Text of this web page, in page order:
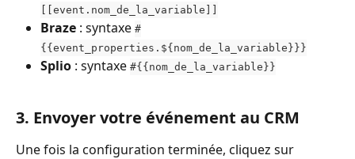
[[event.nom_de_la_variable]]
Braze : syntaxe #
{{event_properties.${nom_de_la_variable}}}
Splio : syntaxe #{{nom_de_la_variable}}
3. Envoyer votre événement au CRM
Une fois la configuration terminée, cliquez sur